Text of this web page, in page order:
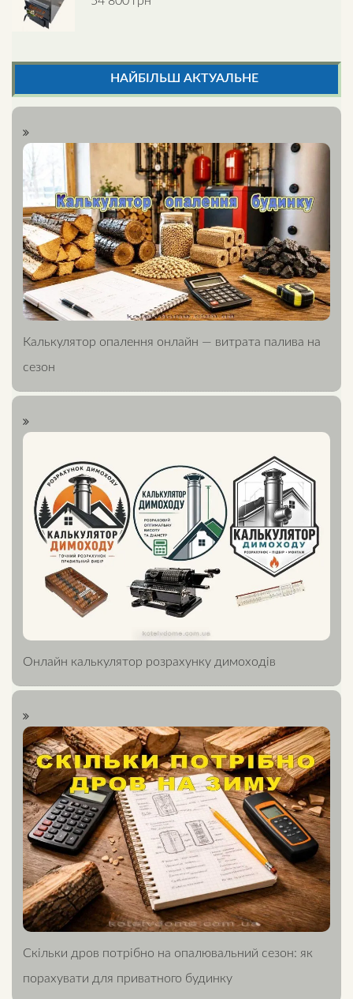
НАЙБІЛЬШ АКТУАЛЬНЕ
Калькулятор опалення онлайн — витрата палива на
сезон
Онлайн калькулятор розрахунку димоходів
Скільки дров потрібно на опалювальний сезон: як
порахувати для приватного будинку